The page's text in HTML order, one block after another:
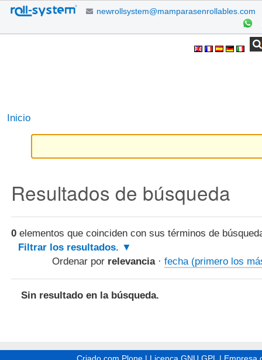
Cambiar
contenido.
newrollsystem@mamparasenrollables.com
Inicio
Resultados de búsqueda
0 elementos que coinciden con sus términos de
Filtrar los resultados.
Ordenar por relevancia · fecha (primero los
Sin resultado en la búsqueda.